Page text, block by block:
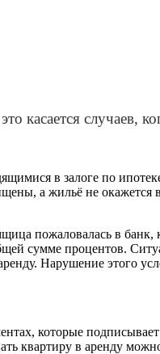
касается случаев,
в залоге по
а жильё не окажется
пожаловалась в банк,
сумме процентов.
Нарушение этого
которые
квартиру в аренду